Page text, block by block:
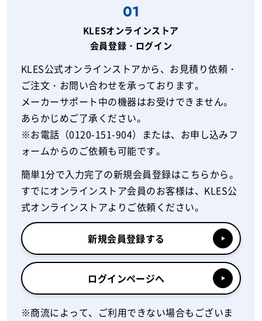
01
KLESオンラインストア
会員登録・ログイン
KLES公式オンラインストアから、お見積り依頼・
ご注文・お問い合わせを承っております。
メーカーサポート中の機器はお受けできません。
あらかじめご了承ください。
※お電話（0120-151-904）または、お申し込みフ
ォームからのご依頼も可能です。
簡単1分で入力完了の新規会員登録はこちらから。
すでにオンラインストア会員のお客様は、KLES公
式オンラインストアよりご依頼ください。
新規会員登録する
ログインページへ
商流によって、ご利用できない場合もございま